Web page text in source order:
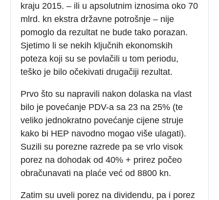
kraju 2015. – ili u apsolutnim iznosima oko 70
mlrd. kn ekstra državne potrošnje – nije
pomoglo da rezultat ne bude tako porazan.
Sjetimo li se nekih ključnih ekonomskih
poteza koji su se povlačili u tom periodu,
teško je bilo očekivati drugačiji rezultat.
Prvo što su napravili nakon dolaska na vlast
bilo je povećanje PDV-a sa 23 na 25% (te
veliko jednokratno povećanje cijene struje
kako bi HEP navodno mogao više ulagati).
Suzili su porezne razrede pa se vrlo visok
porez na dohodak od 40% + prirez počeo
obračunavati na plaće već od 8800 kn.
Zatim su uveli porez na dividendu, pa i porez